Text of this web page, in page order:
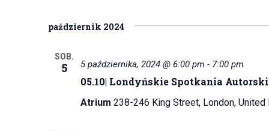
październik 2024
SOB.
5
05.10| Londyńskie Spotkania
5 października, 2024 @ 6:00 pm - 7:00 pm
Atrium 238-246 King Street, London, United